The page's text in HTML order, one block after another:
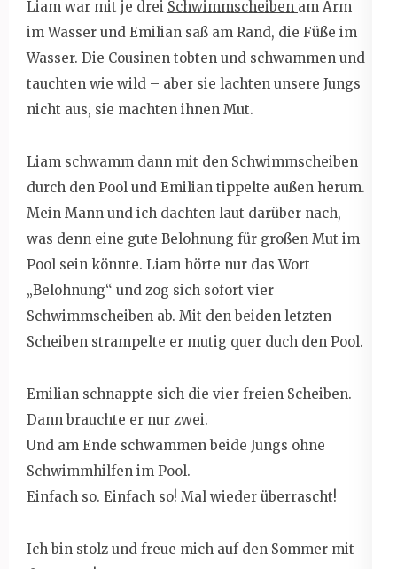
Liam war mit je drei Schwimmscheiben am Arm
im Wasser und Emilian saß am Rand, die Füße im
Wasser. Die Cousinen tobten und schwammen und
tauchten wie wild – aber sie lachten unsere Jungs
nicht aus, sie machten ihnen Mut.
Liam schwamm dann mit den Schwimmscheiben
durch den Pool und Emilian tippelte außen herum.
Mein Mann und ich dachten laut darüber nach,
was denn eine gute Belohnung für großen Mut im
Pool sein könnte. Liam hörte nur das Wort
„Belohnung“ und zog sich sofort vier
Schwimmscheiben ab. Mit den beiden letzten
Scheiben strampelte er mutig quer duch den Pool.
Emilian schnappte sich die vier freien Scheiben.
Dann brauchte er nur zwei.
Und am Ende schwammen beide Jungs ohne
Schwimmhilfen im Pool.
Einfach so. Einfach so! Mal wieder überrascht!
Ich bin stolz und freue mich auf den Sommer mit